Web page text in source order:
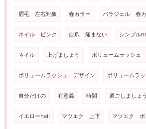
眉毛 左右対象 春カラー パラジェル 春
ネイル ピンク 自爪 痛まない シンプル
ネイル 上げましょう ボリュームラッシュ
ボリュームラッシュ デザイン ボリュームラ
自分だけの 有意義 時間 過ごしましょう
イエローnail マツエク 上下 マツエク ボ